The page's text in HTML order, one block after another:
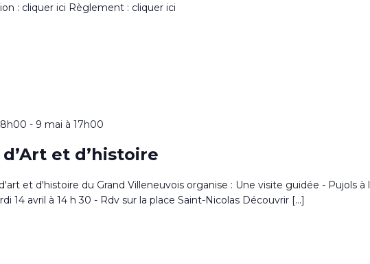
: cliquer ici Règlement : cliquer ici
8h00 - 9 mai à 17h00
d’Art et d’histoire
et d'histoire du Grand Villeneuvois organise : Une visite guidée - Pujols à
14 avril à 14 h 30 - Rdv sur la place Saint-Nicolas Découvrir […]